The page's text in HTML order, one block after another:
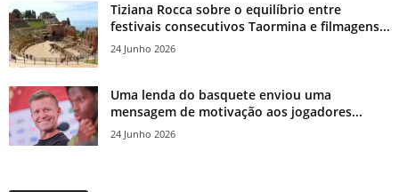
Tiziana Rocca sobre o equilíbrio entre
festivais consecutivos Taormina e filmagens...
24 Junho 2026
Uma lenda do basquete enviou uma
mensagem de motivação aos jogadores...
24 Junho 2026